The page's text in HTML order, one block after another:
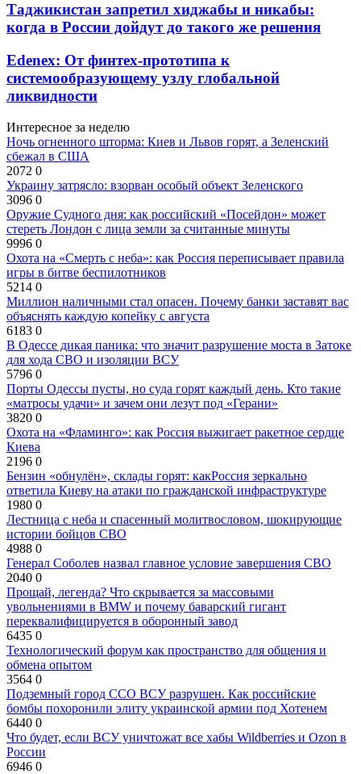
Таджикистан запретил хиджабы и никабы:
когда в России дойдут до такого же решения
Edenex: От финтех-прототипа к
системообразующему узлу глобальной
ликвидности
Интересное за неделю
Ночь огненного шторма: Киев и Львов горят, а Зеленский
сбежал в США
2072 0
Украину затрясло: взорван особый объект Зеленского
3096 0
Оружие Судного дня: как российский «Посейдон» может
стереть Лондон с лица земли за считанные минуты
9996 0
Охота на «Смерть с неба»: как Россия переписывает правила
игры в битве беспилотников
5214 0
Миллион наличными стал опасен. Почему банки заставят вас
объяснять каждую копейку с августа
6183 0
В Одессе дикая паника: что значит разрушение моста в Затоке
для хода СВО и изоляции ВСУ
5796 0
Порты Одессы пусты, но суда горят каждый день. Кто такие
«матросы удачи» и зачем они лезут под «Герани»
3820 0
Охота на «Фламинго»: как Россия выжигает ракетное сердце
Киева
2196 0
Бензин «обнулён», склады горят: какРоссия зеркально
ответила Киеву на атаки по гражданской инфраструктуре
1980 0
Лестница с неба и спасенный молитвословом, шокирующие
истории бойцов СВО
4988 0
Генерал Соболев назвал главное условие завершения СВО
2040 0
Прощай, легенда? Что скрывается за массовыми
увольнениями в BMW и почему баварский гигант
переквалифицируется в оборонный завод
6435 0
Технологический форум как пространство для общения и
обмена опытом
3564 0
Подземный город ССО ВСУ разрушен. Как российские
бомбы похоронили элиту украинской армии под Хотенем
6440 0
Что будет, если ВСУ уничтожат все хабы Wildberries и Ozon в
России
6946 0